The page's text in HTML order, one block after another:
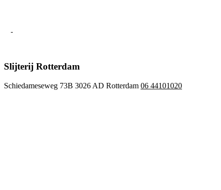
Slijterij Rotterdam
Schiedameseweg 73B 3026 AD Rotterdam 06 44101020